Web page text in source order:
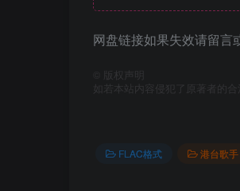
网盘链接如果失效请留言
版权声明
如若本站内容侵犯了原著者的
FLAC格式 港台歌手